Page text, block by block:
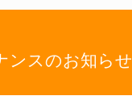
ンスのお知らせ